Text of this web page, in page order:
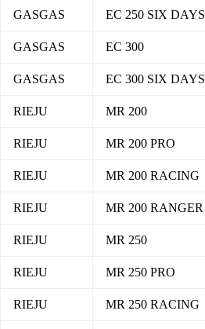
GASGAS EC 250 SIX DAYS
GASGAS EC 300
GASGAS EC 300 SIX DAYS
RIEJU MR 200
RIEJU MR 200 PRO
RIEJU MR 200 RACING
RIEJU MR 200 RANGER
RIEJU MR 250
RIEJU MR 250 PRO
RIEJU MR 250 RACING